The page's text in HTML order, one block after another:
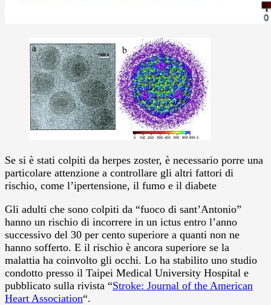
Se si è stati colpiti da herpes zoster, è necessario porre una
particolare attenzione a controllare gli altri fattori di
rischio, come l’ipertensione, il fumo e il diabete
Gli adulti che sono colpiti da “fuoco di sant’Antonio”
hanno un rischio di incorrere in un ictus entro l’anno
successivo del 30 per cento superiore a quanti non ne
hanno sofferto. E il rischio è ancora superiore se la
malattia ha coinvolto gli occhi. Lo ha stabilito uno studio
condotto presso il Taipei Medical University Hospital e
pubblicato sulla rivista “Stroke: Journal of the American
Heart Association“.